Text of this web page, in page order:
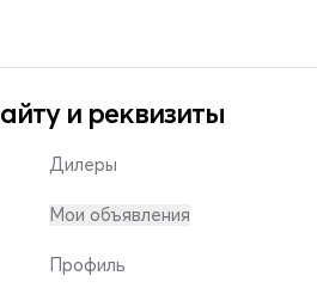
и реквизиты
Дилеры
Мои объявления
Профиль